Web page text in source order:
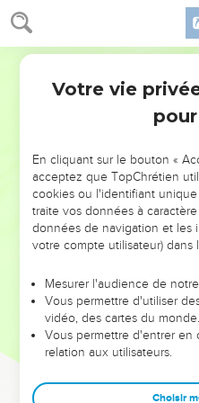
NE MANQUEZ
DE
ET SI LEURS ERREURS
leur foi ou leur vision. Mais on
et les saisons difficiles qu'ils
sont elles qui
Dans cette conférence,
clés pour avancer avec plus
Votre vie
En cliquant sur le bouton «
acceptez que TopChrétien
cookies ou l'identifiant
traite vos données à
données de navigation et les
votre compte utilisateur) dans
Mesurer l'audience de
Vous permettre d'utiliser
vidéo, des cartes du
Vous permettre d'entrer en
relation aux utilisateurs.
Choisir